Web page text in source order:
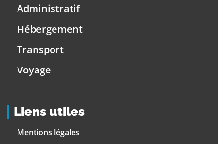
Administratif
Hébergement
Transport
Voyage
Liens utiles
Mentions légales